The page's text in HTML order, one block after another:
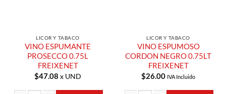
LICOR Y TABACO
VINO ESPUMANTE
PROSECCO 0.75L
FREIXENET
$47.08 x UND
LICOR Y TABACO
VINO ESPUMOSO
CORDON NEGRO 0.75LT
FREIXENET
$26.00 IVA Incluido